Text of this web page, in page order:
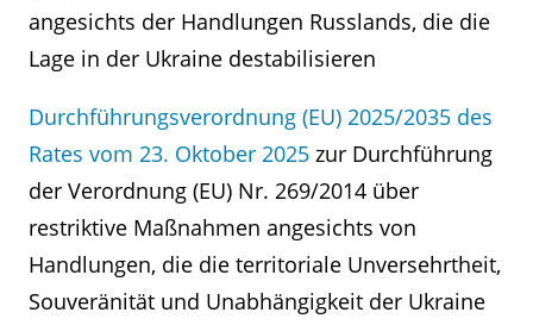
angesichts der Handlungen Russlands, die die
Lage in der Ukraine destabilisieren
Durchführungsverordnung (EU) 2025/2035 des
Rates vom 23. Oktober 2025 zur Durchführung
der Verordnung (EU) Nr. 269/2014 über
restriktive Maßnahmen angesichts von
Handlungen, die die territoriale Unversehrtheit,
Souveränität und Unabhängigkeit der Ukraine